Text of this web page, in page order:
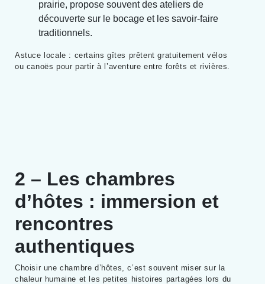
prairie, propose souvent des ateliers de
découverte sur le bocage et les savoir-faire
traditionnels.
Astuce locale : certains gîtes prêtent gratuitement vélos
ou canoës pour partir à l’aventure entre forêts et rivières.
2 – Les chambres
d’hôtes : immersion et
rencontres
authentiques
Choisir une chambre d’hôtes, c’est souvent miser sur la
chaleur humaine et les petites histoires partagées lors du